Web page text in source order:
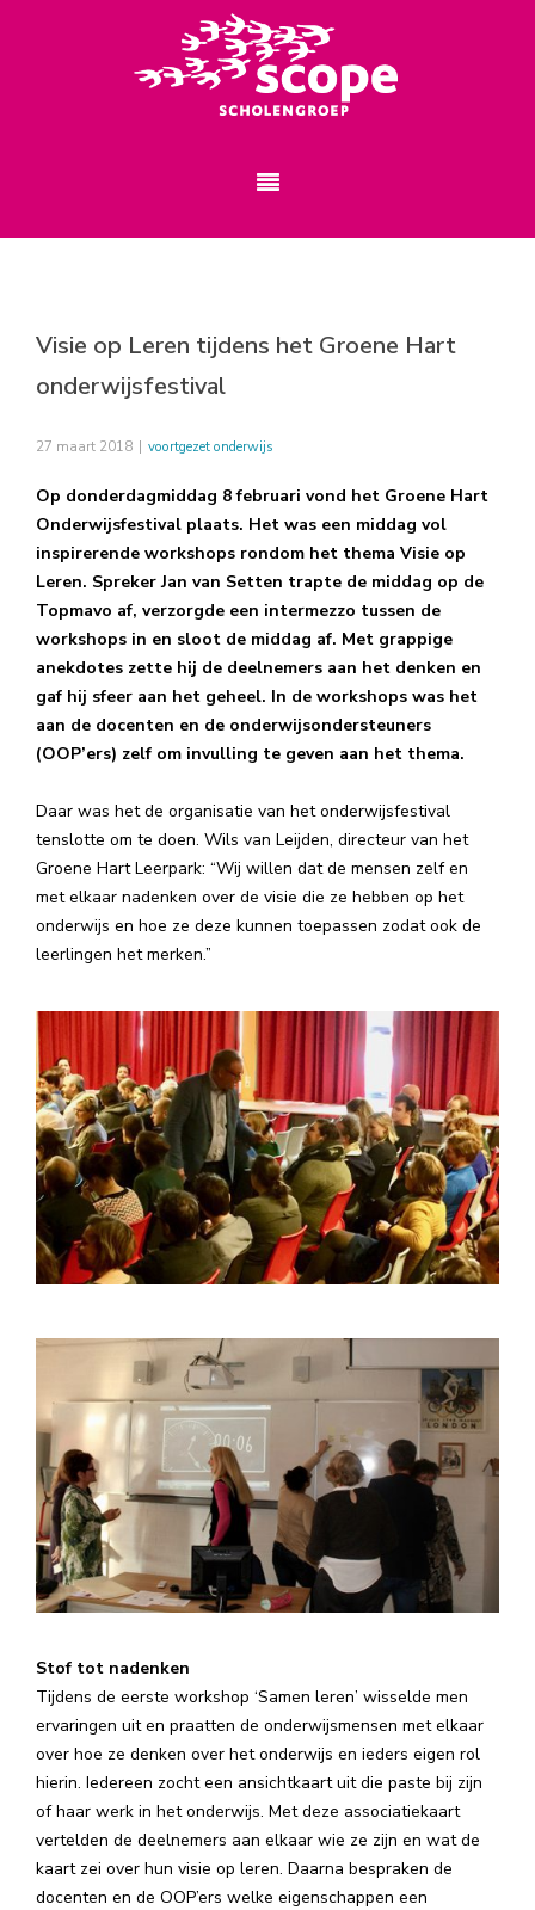
Visie op Leren tijdens het Groene Hart
onderwijsfestival
27 maart 2018 | voortgezet onderwijs
Op donderdagmiddag 8 februari vond het Groene Hart
Onderwijsfestival plaats. Het was een middag vol
inspirerende workshops rondom het thema Visie op
Leren. Spreker Jan van Setten trapte de middag op de
Topmavo af, verzorgde een intermezzo tussen de
workshops in en sloot de middag af. Met grappige
anekdotes zette hij de deelnemers aan het denken en
gaf hij sfeer aan het geheel. In de workshops was het
aan de docenten en de onderwijsondersteuners
(OOP’ers) zelf om invulling te geven aan het thema.
Daar was het de organisatie van het onderwijsfestival
tenslotte om te doen. Wils van Leijden, directeur van het
Groene Hart Leerpark: “Wij willen dat de mensen zelf en
met elkaar nadenken over de visie die ze hebben op het
onderwijs en hoe ze deze kunnen toepassen zodat ook de
leerlingen het merken.”
Stof tot nadenken
Tijdens de eerste workshop ‘Samen leren’ wisselde men
ervaringen uit en praatten de onderwijsmensen met elkaar
over hoe ze denken over het onderwijs en ieders eigen rol
hierin. Iedereen zocht een ansichtkaart uit die paste bij zijn
of haar werk in het onderwijs. Met deze associatiekaart
vertelden de deelnemers aan elkaar wie ze zijn en wat de
kaart zei over hun visie op leren. Daarna bespraken de
docenten en de OOP’ers welke eigenschappen een